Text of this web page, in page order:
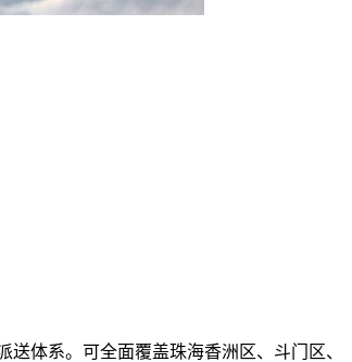
体系。可全面覆盖珠海香洲区、斗门区、